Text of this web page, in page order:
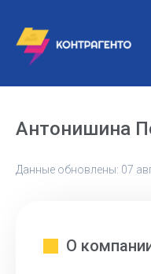
Антонишина
Данные обновлены: 07
О